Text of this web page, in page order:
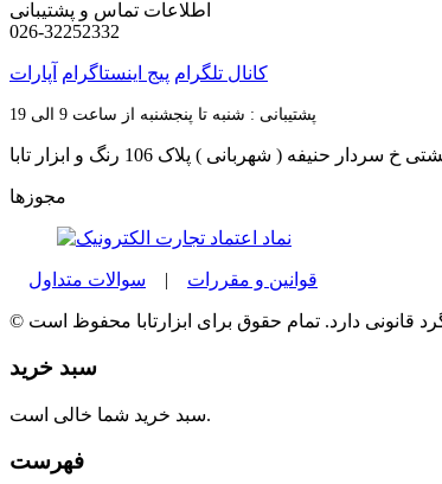
اطلاعات تماس و پشتیبانی
026-32252332
کانال تلگرام پیج اینستاگرام آپارات
پشتیبانی : شنبه تا پنجشنبه از ساعت 9 الی 19
حنیفه ( شهربانی ) پلاک 106 رنگ و ابزار تابا
مجوزها
قوانین و مقررات سوالات متداول
سبد خرید
سبد خرید شما خالی است.
فهرست